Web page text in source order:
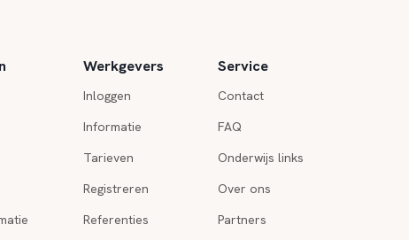
Werkgevers
Inloggen
Informatie
Tarieven
Registreren
Referenties
Service
Contact
FAQ
Onderwijs links
Over ons
Partners